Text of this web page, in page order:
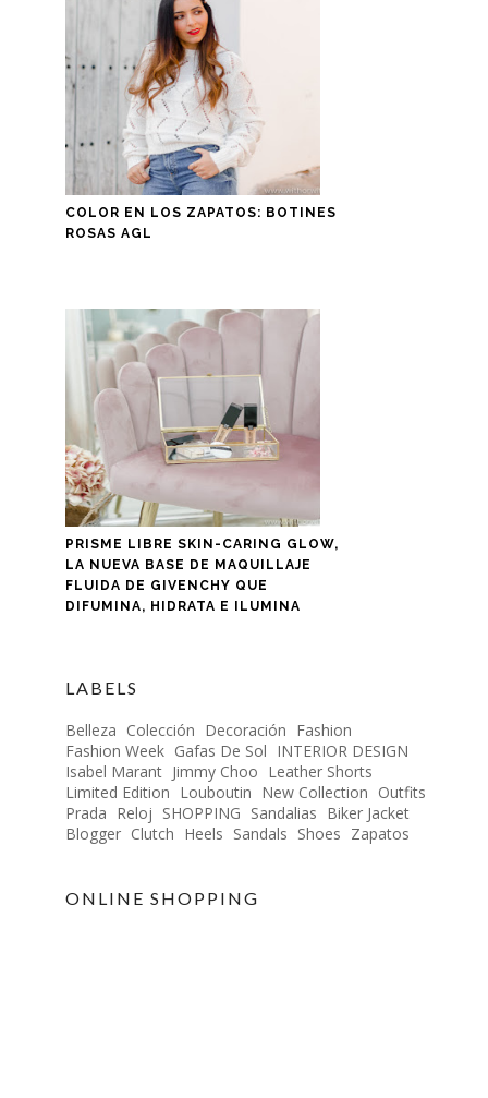
COLOR EN LOS ZAPATOS: BOTINES
ROSAS AGL
PRISME LIBRE SKIN-CARING GLOW,
LA NUEVA BASE DE MAQUILLAJE
FLUIDA DE GIVENCHY QUE
DIFUMINA, HIDRATA E ILUMINA
LABELS
Belleza Colección Decoración Fashion
Fashion Week Gafas De Sol INTERIOR DESIGN
Isabel Marant Jimmy Choo Leather Shorts
Limited Edition Louboutin New Collection Outfits
Prada Reloj SHOPPING Sandalias Biker Jacket
Blogger Clutch Heels Sandals Shoes Zapatos
ONLINE SHOPPING